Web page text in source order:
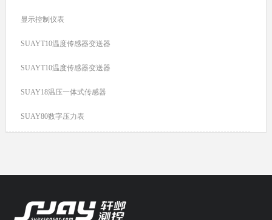
显示控制仪表
SUAYT10温度传感器变送器
SUAYT10温度传感器变送器
SUAY18温压一体式传感器
SUAY80数字压力表